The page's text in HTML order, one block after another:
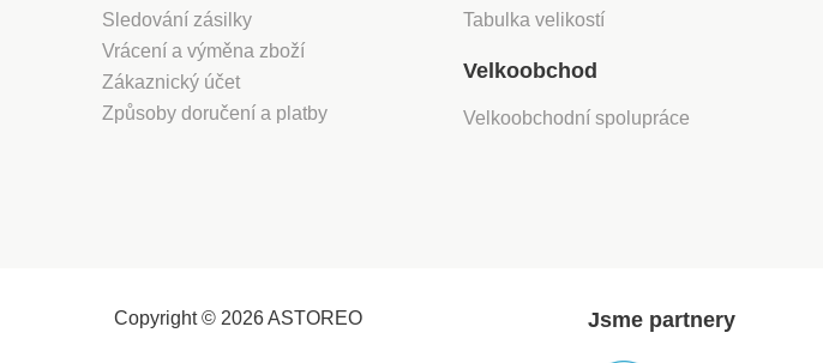
Sledování zásilky
Vrácení a výměna zboží
Zákaznický účet
Způsoby doručení a platby
Tabulka velikostí
Velkoobchod
Velkoobchodní spolupráce
Copyright © 2026 ASTOREO Jsme partnery